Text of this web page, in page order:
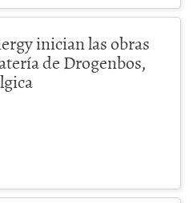
inician las obras
de Drogenbos,